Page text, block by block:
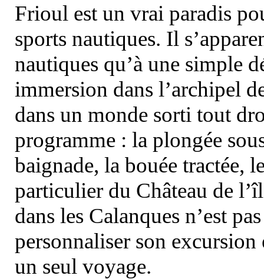
Frioul est un vrai paradis
sports nautiques. Il
nautiques qu’à une simple
immersion dans l’archipel
dans un monde sorti tout
programme : la plongée
baignade, la bouée tractée,
particulier du Château de
dans les Calanques n’est
personnaliser son
un seul voyage.